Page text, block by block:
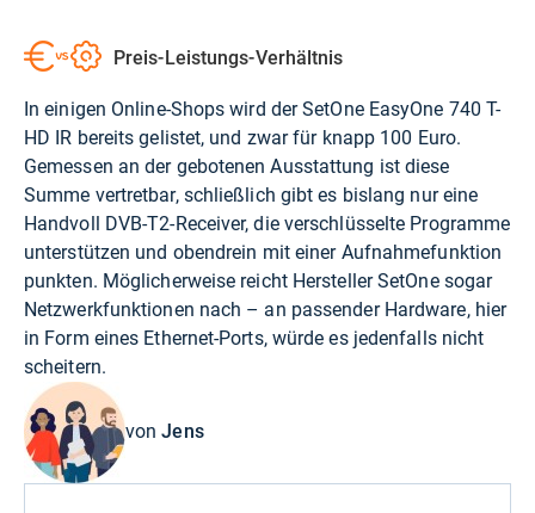
Preis-Leistungs-Verhältnis
In einigen Online-Shops wird der SetOne EasyOne 740 T-
HD IR bereits gelistet, und zwar für knapp 100 Euro.
Gemessen an der gebotenen Ausstattung ist diese
Summe vertretbar, schließlich gibt es bislang nur eine
Handvoll DVB-T2-Receiver, die verschlüsselte Programme
unterstützen und obendrein mit einer Aufnahmefunktion
punkten. Möglicherweise reicht Hersteller SetOne sogar
Netzwerkfunktionen nach – an passender Hardware, hier
in Form eines Ethernet-Ports, würde es jedenfalls nicht
scheitern.
vonJens